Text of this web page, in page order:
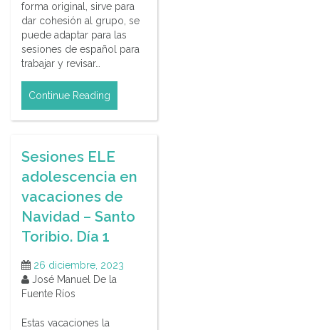
forma original, sirve para
dar cohesión al grupo, se
puede adaptar para las
sesiones de español para
trabajar y revisar…
Continue Reading
Sesiones ELE
adolescencia en
vacaciones de
Navidad – Santo
Toribio. Día 1
26 diciembre, 2023
José Manuel De la
Fuente Ríos
Estas vacaciones la